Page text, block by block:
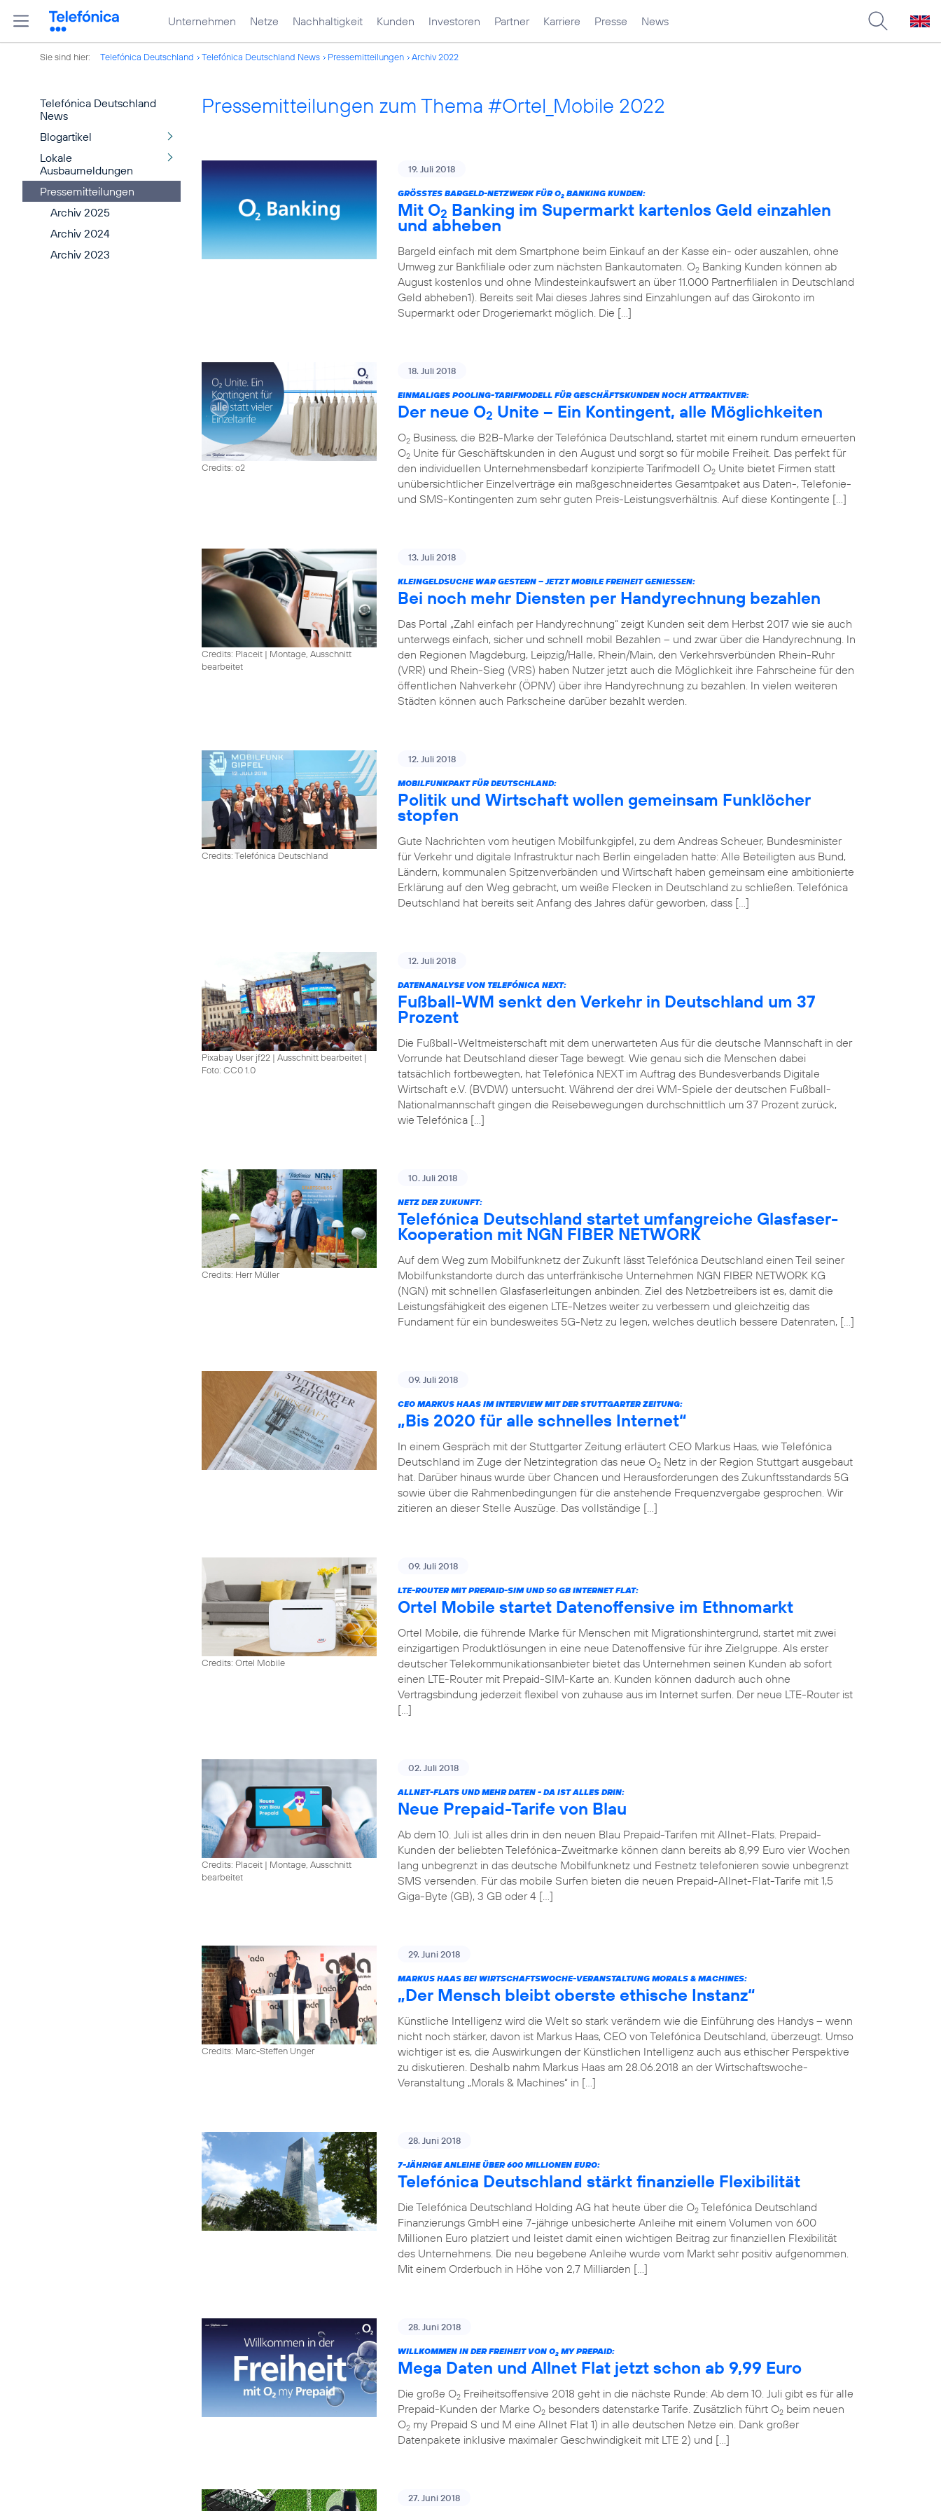
Unternehmen Netze Nachhaltigkeit Kunden Investoren Partner Karriere Presse News
Sie sind hier: Telefónica Deutschland Telefónica Deutschland News Pressemitteilungen Archiv 2022
Telefónica Deutschland
News
Blogartikel
Lokale
Ausbaumeldungen
Pressemitteilungen
Archiv 2025
Archiv 2024
Archiv 2023
Pressemitteilungen zum Thema #Ortel_Mobile 2022
19. Juli 2018
GRÖSSTES BARGELD-NETZWERK FÜR O 2 BANKING KUNDEN:
Mit O2 Banking im Supermarkt kartenlos Geld einzahlen
und abheben
Bargeld einfach mit dem Smartphone beim Einkauf an der Kasse ein- oder auszahlen, ohne
Umweg zur Bankfiliale oder zum nächsten Bankautomaten. O2 Banking Kunden können ab
August kostenlos und ohne Mindesteinkaufswert an über 11.000 Partnerfilialen in Deutschland
Geld abheben1). Bereits seit Mai dieses Jahres sind Einzahlungen auf das Girokonto im
Supermarkt oder Drogeriemarkt möglich. Die […]
Credits: o2
18. Juli 2018
EINMALIGES POOLING-TARIFMODELL FÜR GESCHÄFTSKUNDEN NOCH ATTRAKTIVER:
Der neue O2 Unite – Ein Kontingent, alle Möglichkeiten
O2 Business, die B2B-Marke der Telefónica Deutschland, startet mit einem rundum erneuerten
O2 Unite für Geschäftskunden in den August und sorgt so für mobile Freiheit. Das perfekt für
den individuellen Unternehmensbedarf konzipierte Tarifmodell O2 Unite bietet Firmen statt
unübersichtlicher Einzelverträge ein maßgeschneidertes Gesamtpaket aus Daten-, Telefonie-
und SMS-Kontingenten zum sehr guten Preis-Leistungsverhältnis. Auf diese Kontingente […]
Credits: Placeit | Montage, Ausschnitt
bearbeitet
13. Juli 2018
KLEINGELDSUCHE WAR GESTERN – JETZT MOBILE FREIHEIT GENIESSEN:
Bei noch mehr Diensten per Handyrechnung bezahlen
Das Portal „Zahl einfach per Handyrechnung“ zeigt Kunden seit dem Herbst 2017 wie sie auch
unterwegs einfach, sicher und schnell mobil Bezahlen – und zwar über die Handyrechnung. In
den Regionen Magdeburg, Leipzig/Halle, Rhein/Main, den Verkehrsverbünden Rhein-Ruhr
(VRR) und Rhein-Sieg (VRS) haben Nutzer jetzt auch die Möglichkeit ihre Fahrscheine für den
öffentlichen Nahverkehr (ÖPNV) über ihre Handyrechnung zu bezahlen. In vielen weiteren
Städten können auch Parkscheine darüber bezahlt werden.
Credits: Telefónica Deutschland
12. Juli 2018
MOBILFUNKPAKT FÜR DEUTSCHLAND:
Politik und Wirtschaft wollen gemeinsam Funklöcher
stopfen
Gute Nachrichten vom heutigen Mobilfunkgipfel, zu dem Andreas Scheuer, Bundesminister
für Verkehr und digitale Infrastruktur nach Berlin eingeladen hatte: Alle Beteiligten aus Bund,
Ländern, kommunalen Spitzenverbänden und Wirtschaft haben gemeinsam eine ambitionierte
Erklärung auf den Weg gebracht, um weiße Flecken in Deutschland zu schließen. Telefónica
Deutschland hat bereits seit Anfang des Jahres dafür geworben, dass […]
Pixabay User jf22 | Ausschnitt bearbeitet |
Foto: CC0 1.0
12. Juli 2018
DATENANALYSE VON TELEFÓNICA NEXT:
Fußball-WM senkt den Verkehr in Deutschland um 37
Prozent
Die Fußball-Weltmeisterschaft mit dem unerwarteten Aus für die deutsche Mannschaft in der
Vorrunde hat Deutschland dieser Tage bewegt. Wie genau sich die Menschen dabei
tatsächlich fortbewegten, hat Telefónica NEXT im Auftrag des Bundesverbands Digitale
Wirtschaft e.V. (BVDW) untersucht. Während der drei WM-Spiele der deutschen Fußball-
Nationalmannschaft gingen die Reisebewegungen durchschnittlich um 37 Prozent zurück,
wie Telefónica […]
Credits: Herr Müller
10. Juli 2018
NETZ DER ZUKUNFT:
Telefónica Deutschland startet umfangreiche Glasfaser-
Kooperation mit NGN FIBER NETWORK
Auf dem Weg zum Mobilfunknetz der Zukunft lässt Telefónica Deutschland einen Teil seiner
Mobilfunkstandorte durch das unterfränkische Unternehmen NGN FIBER NETWORK KG
(NGN) mit schnellen Glasfaserleitungen anbinden. Ziel des Netzbetreibers ist es, damit die
Leistungsfähigkeit des eigenen LTE-Netzes weiter zu verbessern und gleichzeitig das
Fundament für ein bundesweites 5G-Netz zu legen, welches deutlich bessere Datenraten, […]
09. Juli 2018
CEO MARKUS HAAS IM INTERVIEW MIT DER STUTTGARTER ZEITUNG:
„Bis 2020 für alle schnelles Internet“
In einem Gespräch mit der Stuttgarter Zeitung erläutert CEO Markus Haas, wie Telefónica
Deutschland im Zuge der Netzintegration das neue O2 Netz in der Region Stuttgart ausgebaut
hat. Darüber hinaus wurde über Chancen und Herausforderungen des Zukunftsstandards 5G
sowie über die Rahmenbedingungen für die anstehende Frequenzvergabe gesprochen. Wir
zitieren an dieser Stelle Auszüge. Das vollständige […]
Credits: Ortel Mobile
09. Juli 2018
LTE-ROUTER MIT PREPAID-SIM UND 50 GB INTERNET FLAT:
Ortel Mobile startet Datenoffensive im Ethnomarkt
Ortel Mobile, die führende Marke für Menschen mit Migrationshintergrund, startet mit zwei
einzigartigen Produktlösungen in eine neue Datenoffensive für ihre Zielgruppe. Als erster
deutscher Telekommunikationsanbieter bietet das Unternehmen seinen Kunden ab sofort
einen LTE-Router mit Prepaid-SIM-Karte an. Kunden können dadurch auch ohne
Vertragsbindung jederzeit flexibel von zuhause aus im Internet surfen. Der neue LTE-Router ist
[…]
Credits: Placeit | Montage, Ausschnitt
bearbeitet
02. Juli 2018
ALLNET-FLATS UND MEHR DATEN - DA IST ALLES DRIN:
Neue Prepaid-Tarife von Blau
Ab dem 10. Juli ist alles drin in den neuen Blau Prepaid-Tarifen mit Allnet-Flats. Prepaid-
Kunden der beliebten Telefónica-Zweitmarke können dann bereits ab 8,99 Euro vier Wochen
lang unbegrenzt in das deutsche Mobilfunknetz und Festnetz telefonieren sowie unbegrenzt
SMS versenden. Für das mobile Surfen bieten die neuen Prepaid-Allnet-Flat-Tarife mit 1,5
Giga-Byte (GB), 3 GB oder 4 […]
Credits: Marc-Steffen Unger
29. Juni 2018
MARKUS HAAS BEI WIRTSCHAFTSWOCHE-VERANSTALTUNG MORALS & MACHINES:
„Der Mensch bleibt oberste ethische Instanz“
Künstliche Intelligenz wird die Welt so stark verändern wie die Einführung des Handys – wenn
nicht noch stärker, davon ist Markus Haas, CEO von Telefónica Deutschland, überzeugt. Umso
wichtiger ist es, die Auswirkungen der Künstlichen Intelligenz auch aus ethischer Perspektive
zu diskutieren. Deshalb nahm Markus Haas am 28.06.2018 an der Wirtschaftswoche-
Veranstaltung „Morals & Machines“ in […]
28. Juni 2018
7-JÄHRIGE ANLEIHE ÜBER 600 MILLIONEN EURO:
Telefónica Deutschland stärkt finanzielle Flexibilität
Die Telefónica Deutschland Holding AG hat heute über die O2 Telefónica Deutschland
Finanzierungs GmbH eine 7-jährige unbesicherte Anleihe mit einem Volumen von 600
Millionen Euro platziert und leistet damit einen wichtigen Beitrag zur finanziellen Flexibilität
des Unternehmens. Die neu begebene Anleihe wurde vom Markt sehr positiv aufgenommen.
Mit einem Orderbuch in Höhe von 2,7 Milliarden […]
28. Juni 2018
WILLKOMMEN IN DER FREIHEIT VON O2 MY PREPAID:
Mega Daten und Allnet Flat jetzt schon ab 9,99 Euro
Die große O2 Freiheitsoffensive 2018 geht in die nächste Runde: Ab dem 10. Juli gibt es für alle
Prepaid-Kunden der Marke O2 besonders datenstarke Tarife. Zusätzlich führt O2 beim neuen
O2 my Prepaid S und M eine Allnet Flat 1) in alle deutschen Netze ein. Dank großer
Datenpakete inklusive maximaler Geschwindigkeit mit LTE 2) und […]
27. Juni 2018